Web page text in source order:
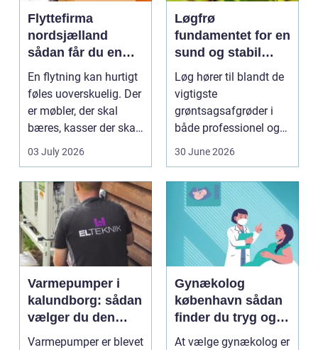
Flyttefirma
nordsjælland
sådan får du en
tryg og effektiv
flytning
En flytning kan hurtigt
føles uoverskuelig. Der
er møbler, der skal
bæres, kasser der skal
pakkes, o...
03 July 2026
Løgfrø
fundamentet for en
sund og stabil
løgavl
Løg hører til blandt de
vigtigste
grøntsagsafgrøder i
både professionel og
hobbybaseret
30 June 2026
Varmepumper i
kalundborg: sådan
vælger du den
rigtige løsning
Varmepumper er blevet
Gynækolog
københavn sådan
finder du tryg og
professionel hjælp
At vælge gynækolog er